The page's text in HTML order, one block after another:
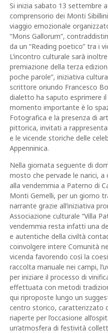
Si inizia sabato 13 settembre
comprensorio dei Monti
viaggio emozionale
“Mons Gallorum”,
da un “Reading poetico” tra i
L’incontro culturale sarà
premiazione della terza
poche parole”, iniziativa
scrittore oriundo Francesco
dialetto ha saputo esprimere
momento importante è lo
Fotografica e la presenza di
pittorica, invitati a
e le vicende storiche delle
Appenninica.
Nella giornata seguente di
mosto che pervade le narici, a
alla vendemmia a Paterno di
Monti Gemelli, per un giorno
narrante grazie all’iniziativa
Associazione culturale “Villa
vendemmia resta infatti una
e autentiche della civiltà
coinvolgere intere Comunità
vicenda favorendo così la
raccolta manuale nei campi,
per iniziare il processo di
effettuata con metodi
qui riproposte lungo un
centro storico, caratterizzato
riaperte per l’occasione
un’atmosfera di festività